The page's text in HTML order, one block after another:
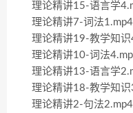
理论精讲15-语言学
理论精讲7-词法
理论精讲19-教学知识
理论精讲10-词法
理论精讲13-语言学
理论精讲18-教学知识
理论精讲2-句法